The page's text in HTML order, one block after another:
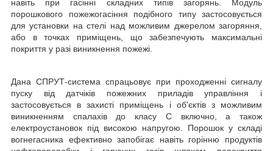
навіть при гасінні складних типів загорянь. Модуль
порошкового пожежогасіння подібного типу застосовується
для установки на стелі над можливим джерелом загоряння,
або в точках приміщень, що забезпечують максимальні
покриття у разі виникнення пожежі.
Дана СПРУТ-система спрацьовує при проходженні сигналу
пуску від датчіків пожежних приладів управління і
застосовується в захисті приміщень і об'єктів з можливим
виникненням спалахів до класу С включно, а також
електроустановок під високою напругою. Порошок у складі
вогнегасника ефективно запобігає навіть горінню продуктів